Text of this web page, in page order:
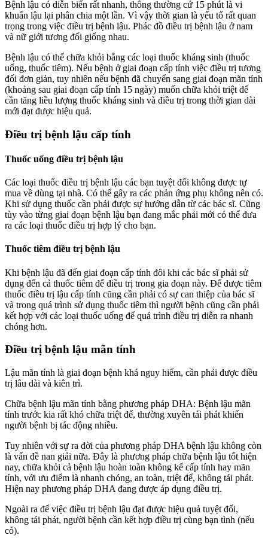
Bệnh lậu có diễn biến rất nhanh, thông thường cứ 15 phút là vi
khuẩn lậu lại phân chia một lần. Vì vậy thời gian là yếu tố rất quan
trọng trong việc điều trị bệnh lậu. Phác đồ điều trị bệnh lậu ở nam
và nữ giới tương đối giống nhau.
Bệnh lậu có thể chữa khỏi bằng các loại thuốc kháng sinh (thuốc
uống, thuốc tiêm). Nếu bệnh ở giai đoạn cấp tính việc điều trị tương
đối đơn giản, tuy nhiên nếu bệnh đã chuyển sang giai đoạn mãn tính
(khoảng sau giai đoạn cấp tính 15 ngày) muốn chữa khỏi triệt để
cần tăng liều lượng thuốc kháng sinh và điều trị trong thời gian dài
mới đạt được hiệu quả.
Điều trị bệnh lậu cấp tính
Thuốc uống điều trị bệnh lậu
Các loại thuốc điều trị bệnh lậu các bạn tuyệt đối không được tự
mua về dùng tại nhà. Có thể gây ra các phản ứng phụ không nên có.
Khi sử dụng thuốc cần phải được sự hướng dẫn từ các bác sĩ. Cũng
tùy vào từng giai đoạn bệnh lậu bạn đang mắc phải mới có thể đưa
ra các loại thuốc điều trị hợp lý cho bạn.
Thuốc tiêm điều trị bệnh lậu
Khi bệnh lậu đã đến giai đoạn cấp tính đôi khi các bác sĩ phải sử
dụng đến cả thuốc tiêm để điều trị trong gia đoạn này. Để được tiêm
thuốc điều trị lậu cấp tính cũng cần phải có sự can thiệp của bác sĩ
và trong quá trình sử dụng thuốc tiêm thì người bệnh cũng cần phải
kết hợp với các loại thuốc uống để quá trình điều trị diễn ra nhanh
chóng hơn.
Điều trị bệnh lậu mãn tính
Lậu mãn tính là giai đoạn bệnh khá nguy hiểm, cần phải được điều
trị lâu dài và kiên trì.
Chữa bệnh lậu mãn tính bằng phương pháp DHA: Bệnh lậu mãn
tính trước kia rất khó chữa triệt để, thường xuyên tái phát khiến
người bệnh bị tác động nhiều.
Tuy nhiên với sự ra đời của phương pháp DHA bệnh lậu không còn
là vấn đề nan giải nữa. Đây là phương pháp chữa bệnh lậu tốt hiện
nay, chữa khỏi cả bệnh lậu hoàn toàn không kể cấp tính hay mãn
tính, với ưu điểm là nhanh chóng, an toàn, triệt để, không tái phát.
Hiện nay phương pháp DHA đang được áp dụng điều trị.
Ngoài ra để việc điều trị bệnh lậu đạt được hiệu quả tuyệt đối,
không tái phát, người bệnh cần kết hợp điều trị cùng bạn tình (nếu
có).